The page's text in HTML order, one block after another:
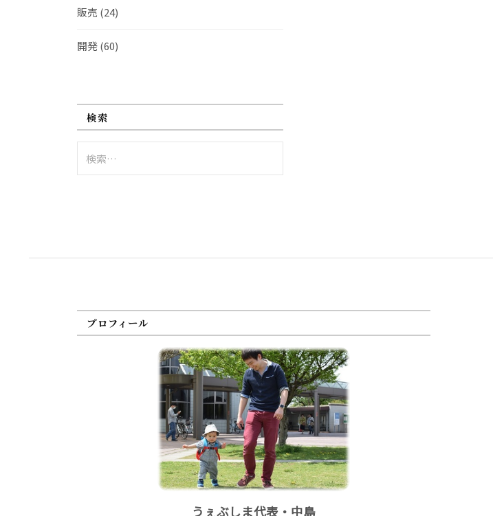
販売 (24)
開発(60)
検索
索:
プロフィール
うぇぶしま代表・中島